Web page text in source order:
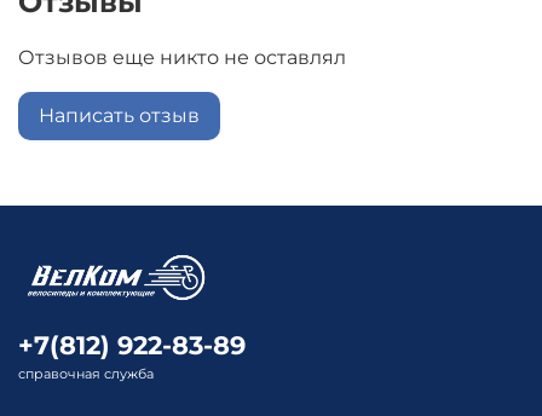
Отзывов еще никто не оставлял
Написать отзыв
+7(812) 922-83-89
справочная служба